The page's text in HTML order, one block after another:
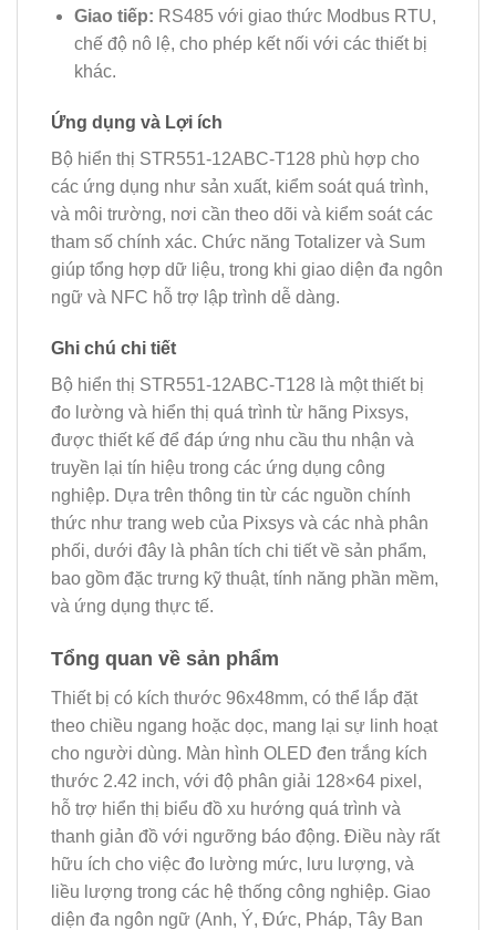
Giao tiếp: RS485 với giao thức Modbus RTU,
chế độ nô lệ, cho phép kết nối với các thiết bị
khác.
Ứng dụng và Lợi ích
Bộ hiển thị STR551-12ABC-T128 phù hợp cho
các ứng dụng như sản xuất, kiểm soát quá trình,
và môi trường, nơi cần theo dõi và kiểm soát các
tham số chính xác. Chức năng Totalizer và Sum
giúp tổng hợp dữ liệu, trong khi giao diện đa ngôn
ngữ và NFC hỗ trợ lập trình dễ dàng.
Ghi chú chi tiết
Bộ hiển thị STR551-12ABC-T128 là một thiết bị
đo lường và hiển thị quá trình từ hãng Pixsys,
được thiết kế để đáp ứng nhu cầu thu nhận và
truyền lại tín hiệu trong các ứng dụng công
nghiệp. Dựa trên thông tin từ các nguồn chính
thức như trang web của Pixsys và các nhà phân
phối, dưới đây là phân tích chi tiết về sản phẩm,
bao gồm đặc trưng kỹ thuật, tính năng phần mềm,
và ứng dụng thực tế.
Tổng quan về sản phẩm
Thiết bị có kích thước 96x48mm, có thể lắp đặt
theo chiều ngang hoặc dọc, mang lại sự linh hoạt
cho người dùng. Màn hình OLED đen trắng kích
thước 2.42 inch, với độ phân giải 128×64 pixel,
hỗ trợ hiển thị biểu đồ xu hướng quá trình và
thanh giản đồ với ngưỡng báo động. Điều này rất
hữu ích cho việc đo lường mức, lưu lượng, và
liều lượng trong các hệ thống công nghiệp. Giao
diện đa ngôn ngữ (Anh, Ý, Đức, Pháp, Tây Ban